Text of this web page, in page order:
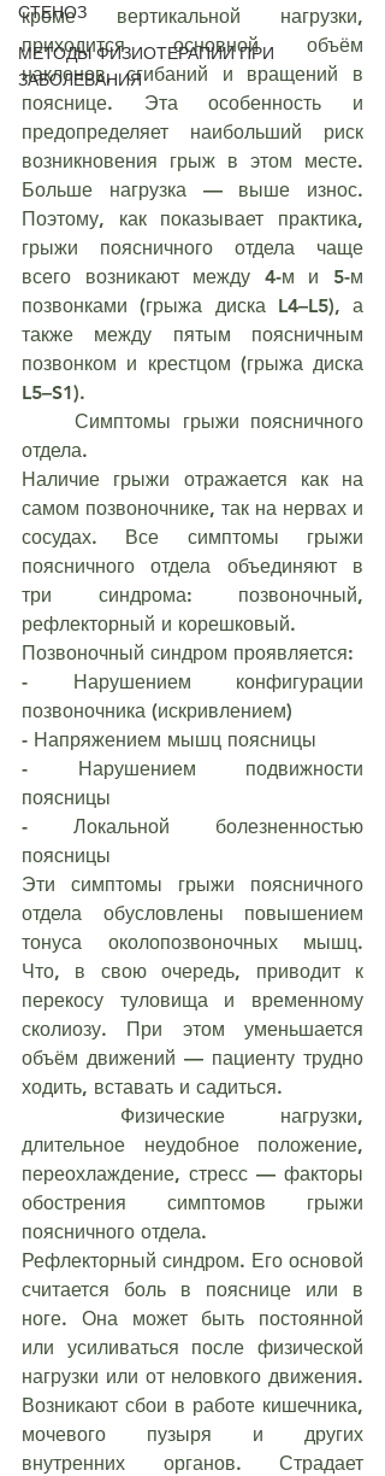
СТЕНОЗ
МЕТОДЫ ФИЗИОТЕРАПИИ ПРИ
ЗАБОЛЕВАНИЯ
кроме вертикальной нагрузки,
приходится основной объём
наклонов, сгибаний и вращений в
пояснице. Эта особенность и
предопределяет наибольший риск
возникновения грыж в этом месте.
Больше нагрузка — выше износ.
Поэтому, как показывает практика,
грыжи поясничного отдела чаще
всего возникают между 4-м и 5-м
позвонками (грыжа диска L4–L5), а
также между пятым поясничным
позвонком и крестцом (грыжа диска
L5–S1).
	Симптомы грыжи поясничного
отдела.
Наличие грыжи отражается как на
самом позвоночнике, так на нервах и
сосудах. Все симптомы грыжи
поясничного отдела объединяют в
три синдрома: позвоночный,
рефлекторный и корешковый.
Позвоночный синдром проявляется:
- Нарушением конфигурации
позвоночника (искривлением)
- Напряжением мышц поясницы
- Нарушением подвижности
поясницы
- Локальной болезненностью
поясницы
Эти симптомы грыжи поясничного
отдела обусловлены повышением
тонуса околопозвоночных мышц.
Что, в свою очередь, приводит к
перекосу туловища и временному
сколиозу. При этом уменьшается
объём движений — пациенту трудно
ходить, вставать и садиться.
длительное неудобное положение,
переохлаждение, стресс — факторы
обострения симптомов грыжи
поясничного отдела.
Рефлекторный синдром. Его основой
считается боль в пояснице или в
ноге. Она может быть постоянной
или усиливаться после физической
нагрузки или от неловкого движения.
Возникают сбои в работе кишечника,
мочевого пузыря и других
внутренних органов. Страдает